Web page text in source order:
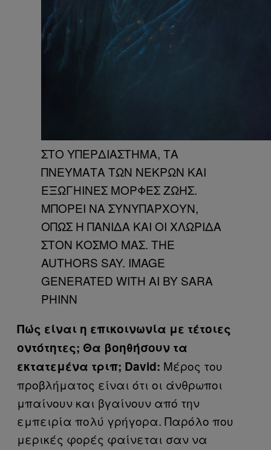
ΣΤΟ ΥΠΕΡΔΙΑΣΤΗΜΑ, ΤΑ
ΠΝΕΥΜΑΤΑ ΤΩΝ ΝΕΚΡΩΝ ΚΑΙ
ΕΞΩΓΗΙΝΕΣ ΜΟΡΦΕΣ ΖΩΗΣ.
ΜΠΟΡΕΙ ΝΑ ΣΥΝΥΠΑΡΧΟΥΝ,
ΟΠΩΣ Η ΠΑΝΙΔΑ ΚΑΙ ΟΙ ΧΛΩΡΙΔΑ
ΣΤΟΝ ΚΟΣΜΟ ΜΑΣ. THE
AUTHORS SAY. IMAGE
GENERATED WITH AI BY SARA
PHINN
Πώς είναι η επικοινωνία με τέτοιες
οντότητες; Θα βοηθήσουν τα
εκτατεμένα τριπ; David: Μέρος του
προβλήματος είναι ότι οι άνθρωποι
μπαίνουν και βγαίνουν από την
εμπειρία πολύ γρήγορα. Παρόλο που
μερικές φορές φαίνεται σαν να